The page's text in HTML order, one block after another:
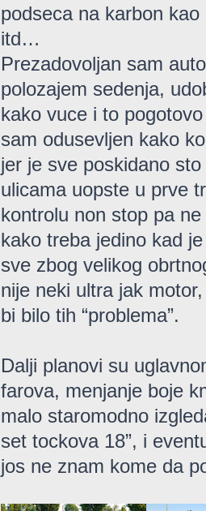
podseca na karbon
itd…
Prezadovoljan sam
polozajem sedenja,
kako vuce i to
sam odusevljen kako
jer je sve poskidano
ulicama uopste u prve
kontrolu non stop pa
kako treba jedino kad
sve zbog velikog
nije neki ultra jak
bi bilo tih “problema”.
Dalji planovi su
farova, menjanje boje
malo staromodno
set tockova 18”, i
jos ne znam kome da